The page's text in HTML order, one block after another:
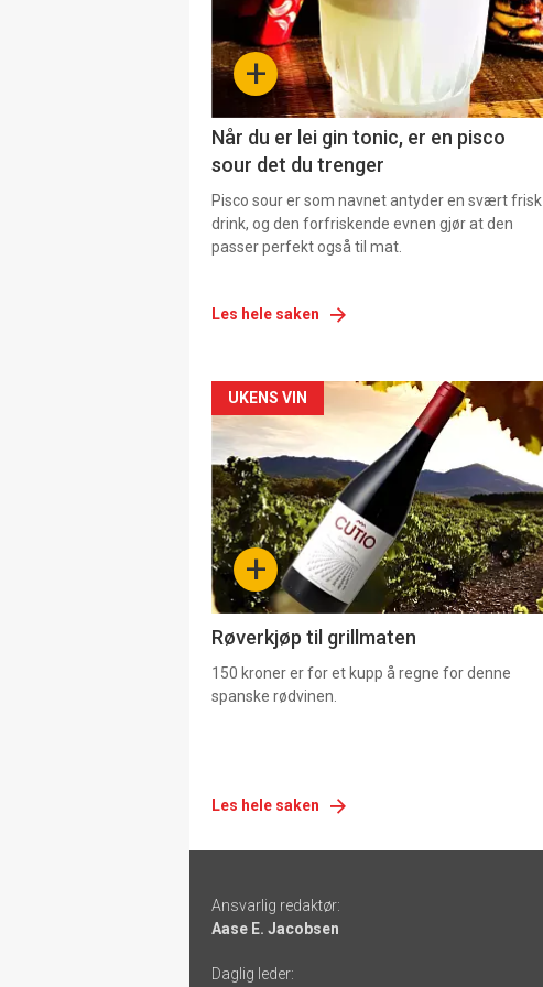
+
Når du er lei gin tonic, er en pisco
sour det du trenger
Pisco sour er som navnet antyder en svært frisk
drink, og den forfriskende evnen gjør at den
passer perfekt også til mat.
Les hele saken
Forsiden
akkurat
nå
-
4 +
UKENS VIN
Røverkjøp til grillmaten
150 kroner er for et kupp å regne for denne
spanske rødvinen.
Les hele saken
-
links
Ansvarlig redaktør:
Aase E. Jacobsen
Daglig leder: